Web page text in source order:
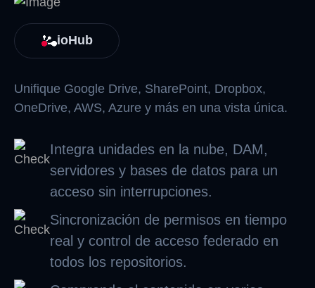
ioHub
Unifique Google Drive, SharePoint, Dropbox,
OneDrive, AWS, Azure y más en una vista única.
Integra unidades en la nube, DAM,
servidores y bases de datos para un
acceso sin interrupciones.
Sincronización de permisos en tiempo
real y control de acceso federado en
todos los repositorios.